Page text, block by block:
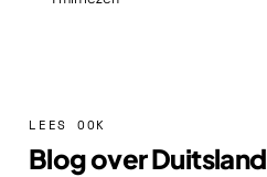
LEES OOK
Blog over Duitsland